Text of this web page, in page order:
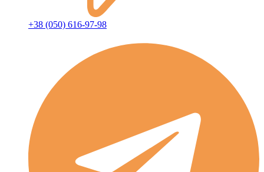
+38 (050) 616-97-98